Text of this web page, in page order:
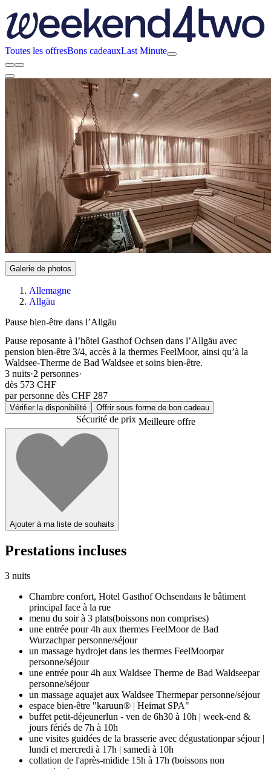
Toutes les offresBons cadeauxLast Minute
Galerie de photos
Allemagne
Allgäu
Pause bien-être dans l’Allgäu
Pause reposante à l’hôtel Gasthof Ochsen dans l’Allgäu avec
pension bien-être 3/4, accès à la thermes FeelMoor, ainsi qu’à la
Waldsee-Therme de Bad Waldsee et soins bien-être.
3 nuits·2 personnes·
dès 573 CHF
par personne dès CHF 287
Vérifier la disponibilité Offrir sous forme de bon cadeau
Sécurité de prix Meilleure offre
Ajouter à ma liste de souhaits
Prestations incluses
3 nuits
Chambre confort, Hotel Gasthof Ochsendans le bâtiment
principal face à la rue
menu du soir à 3 plats(boissons non comprises)
une entrée pour 4h aux thermes FeelMoor de Bad
Wurzachpar personne/séjour
un massage hydrojet dans les thermes FeelMoorpar
personne/séjour
une entrée pour 4h aux Waldsee Therme de Bad Waldseepar
personne/séjour
un massage aquajet aux Waldsee Thermepar personne/séjour
espace bien-être "karuun® | Heimat SPA"
buffet petit-déjeunerlun - ven de 6h30 à 10h | week-end &
jours fériés de 7h à 10h
une visites guidées de la brasserie avec dégustationpar séjour |
lundi et mercredi à 17h | samedi à 10h
collation de l'après-midide 15h à 17h (boissons non